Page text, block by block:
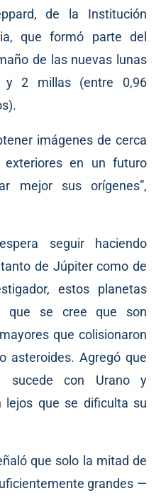
de la Institución
que formó parte del
de las nuevas lunas
y 2 millas (entre 0,96
imágenes de cerca
en un futuro
mejor sus orígenes”,
seguir haciendo
de Júpiter como de
estos planetas
que se cree que son
que colisionaron
asteroides. Agregó que
sucede con Urano y
lejos que se dificulta su
que solo la mitad de
grandes —